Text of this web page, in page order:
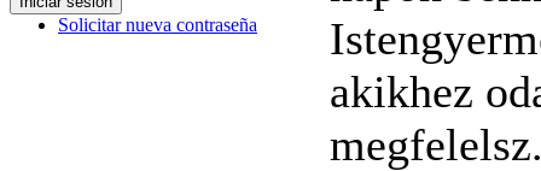
Solicitar nueva contraseña
akikhez